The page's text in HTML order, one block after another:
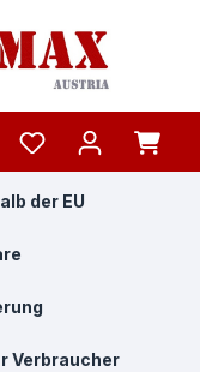
der EU
Verbraucher